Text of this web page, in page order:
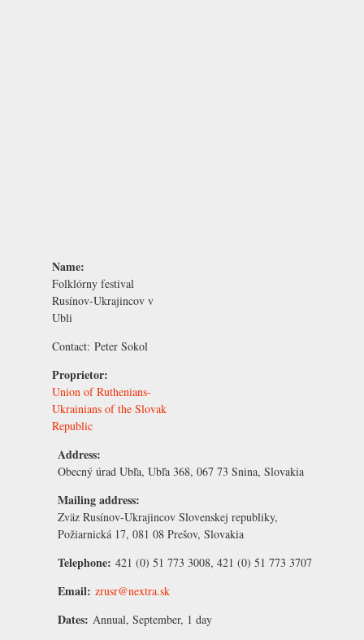
Name:
Folklórny festival
Rusínov-Ukrajincov v
Ubli
Contact: Peter Sokol
Proprietor:
Union of Ruthenians-
Ukrainians of the Slovak
Republic
Address:
Obecný úrad Ubľa, Ubľa 368, 067 73 Snina, Slovakia
Mailing address:
Zväz Rusínov-Ukrajincov Slovenskej republiky,
Požiarnická 17, 081 08 Prešov, Slovakia
Telephone: 421 (0) 51 773 3008, 421 (0) 51 773 3707
Email: zrusr@nextra.sk
Dates: Annual, September, 1 day